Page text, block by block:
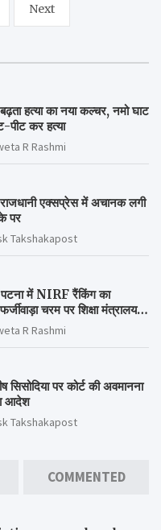
Next
हत्या का नया कल्चर, नमो घाट
पीट कर हत्या
R Rashmi
एक्सप्रेस में अचानक लगी
पर
Takshakapost
में NIRF रैंकिंग का
चरम पर शिक्षा मंत्रालय
R Rashmi
पर कोर्ट की अवमानना
आदेश
Takshakapost
COMMENTED